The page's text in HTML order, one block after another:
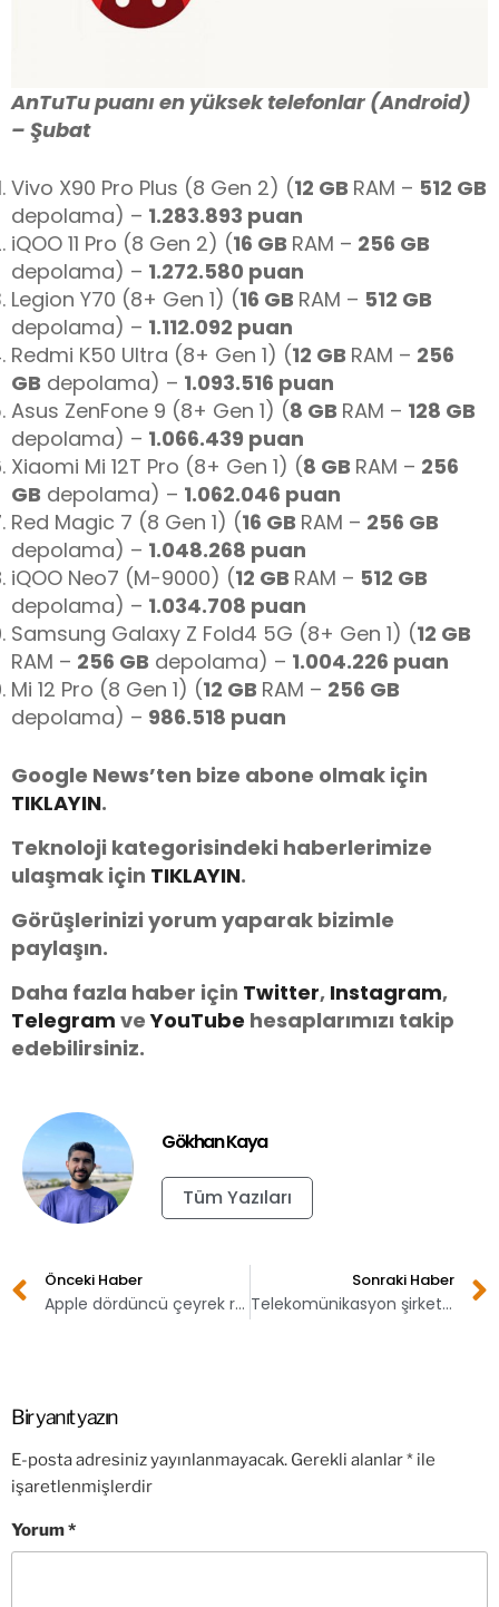
AnTuTu puanı en yüksek telefonlar (Android)
– Şubat
Vivo X90 Pro Plus (8 Gen 2) (12 GB RAM – 512 GB
depolama) – 1.283.893 puan
iQOO 11 Pro (8 Gen 2) (16 GB RAM – 256 GB
depolama) – 1.272.580 puan
Legion Y70 (8+ Gen 1) (16 GB RAM – 512 GB
depolama) – 1.112.092 puan
Redmi K50 Ultra (8+ Gen 1) (12 GB RAM – 256
GB depolama) – 1.093.516 puan
Asus ZenFone 9 (8+ Gen 1) (8 GB RAM – 128 GB
depolama) – 1.066.439 puan
Xiaomi Mi 12T Pro (8+ Gen 1) (8 GB RAM – 256
GB depolama) – 1.062.046 puan
Red Magic 7 (8 Gen 1) (16 GB RAM – 256 GB
depolama) – 1.048.268 puan
iQOO Neo7 (M-9000) (12 GB RAM – 512 GB
depolama) – 1.034.708 puan
Samsung Galaxy Z Fold4 5G (8+ Gen 1) (12 GB
RAM – 256 GB depolama) – 1.004.226 puan
Mi 12 Pro (8 Gen 1) (12 GB RAM – 256 GB
depolama) – 986.518 puan
Google News’ten bize abone olmak için
TIKLAYIN.
Teknoloji kategorisindeki haberlerimize
ulaşmak için TIKLAYIN.
Görüşlerinizi yorum yaparak bizimle
paylaşın.
Daha fazla haber için Twitter, Instagram,
Telegram veYouTube hesaplarımızı takip
edebilirsiniz.
Gökhan Kaya
Tüm Yazıları
Önceki Haber
Apple dördüncü çeyrek raporunu duyurdu!
Sonraki Haber
Telekomünikasyon şirketlerinden deprem açıklaması geldi!
Bir yanıt yazın
E-posta adresiniz yayınlanmayacak. Gerekli alanlar* ile
işaretlenmişlerdir
Yorum*